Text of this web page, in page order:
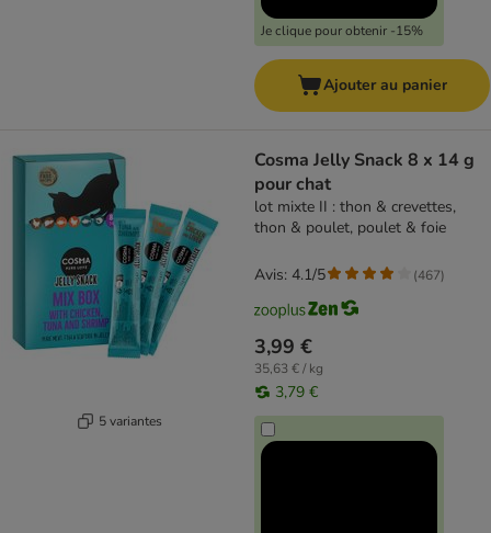
Je clique pour obtenir -15%
Ajouter au panier
5 variantes
Cosma Jelly Snack 8 x 14 g
pour chat
lot mixte II : thon & crevettes,
thon & poulet, poulet & foie
3,99 €
35,63 € / kg
3,79 €
Avis: 4.1/5 (467)